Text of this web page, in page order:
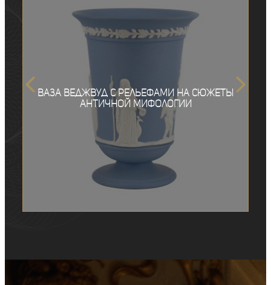
Ваза Веджвуд с рельефами на сюжеты
античной мифологии